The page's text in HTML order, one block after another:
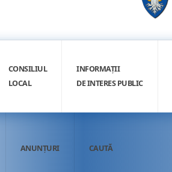
CONSILIUL
LOCAL
INFORMAȚII
DE INTERES PUBLIC
ANUNȚURI CAUTĂ